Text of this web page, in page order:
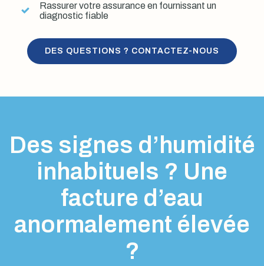
Rassurer votre assurance en fournissant un
diagnostic fiable
DES QUESTIONS ? CONTACTEZ-NOUS
Des signes d’humidité
inhabituels ? Une
facture d’eau
anormalement élevée
?